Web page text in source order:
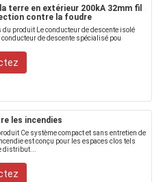
terre en extérieur 200kA 32mm fil
contre la foudre
produit Le conducteur de descente isolé
conducteur de descente spécialisé pou
les incendies
Ce système compact et sans entretien de
est conçu pour les espaces clos tels
distribut...